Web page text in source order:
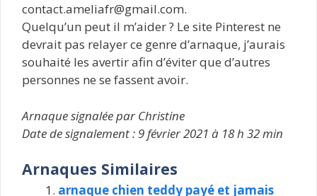
contact.ameliafr@gmail.com.
Quelqu’un peut il m’aider ? Le site Pinterest ne
devrait pas relayer ce genre d’arnaque, j’aurais
souhaité les avertir afin d’éviter que d’autres
personnes ne se fassent avoir.
Arnaque signalée par Christine
Date de signalement : 9 février 2021 à 18 h 32 min
Arnaques Similaires
arnaque chien teddy payé et jamais